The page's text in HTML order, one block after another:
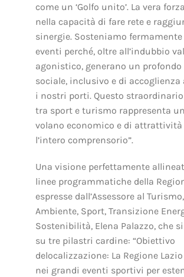
come un ‘Golfo unito’. La vera
nella capacità di fare rete e
sinergie. Sosteniamo
eventi perché, oltre all’indubbio
agonistico, generano un
sociale, inclusivo e di accoglienza
i nostri porti. Questo
tra sport e turismo rappresenta
volano economico e di attrattività
l’intero comprensorio”.
Una visione perfettamente
linee programmatiche della
espresse dall’Assessore al Turismo,
Ambiente, Sport, Transizione
Sostenibilità, Elena Palazzo, che
su tre pilastri cardine: “Obiettivo
delocalizzazione: La Regione
nei grandi eventi sportivi per